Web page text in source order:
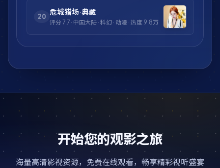
20
危城猎场·典藏
评分 7.7 · 中国大陆 · 科幻 · 动漫 · 热度 9.8万
开始您的观影之旅
海量高清影视资源，免费在线观看，畅享精彩视听盛宴